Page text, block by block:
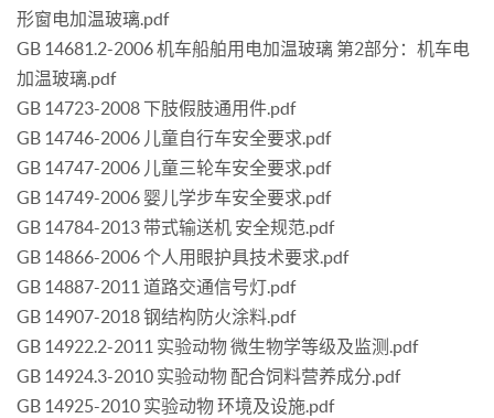
形窗电加温玻璃.pdf
GB 14681.2-2006 机车船舶用电加温玻璃 第2部分：机车电
加温玻璃.pdf
GB 14723-2008 下肢假肢通用件.pdf
GB 14746-2006 儿童自行车安全要求.pdf
GB 14747-2006 儿童三轮车安全要求.pdf
GB 14749-2006 婴儿学步车安全要求.pdf
GB 14784-2013 带式输送机 安全规范.pdf
GB 14866-2006 个人用眼护具技术要求.pdf
GB 14887-2011 道路交通信号灯.pdf
GB 14907-2018 钢结构防火涂料.pdf
GB 14922.2-2011 实验动物 微生物学等级及监测.pdf
GB 14924.3-2010 实验动物 配合饲料营养成分.pdf
GB 14925-2010 实验动物 环境及设施.pdf